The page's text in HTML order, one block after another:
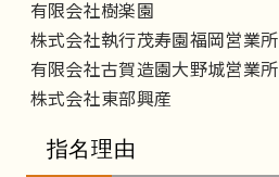
有限会社樹楽園
株式会社執行茂寿園福岡営業所
有限会社古賀造園大野城営業所
株式会社東部興産
指名理由